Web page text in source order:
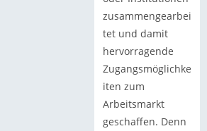
zusammengearbei
tet und damit
hervorragende
Zugangsmöglichke
iten zum
Arbeitsmarkt
geschaffen. Denn